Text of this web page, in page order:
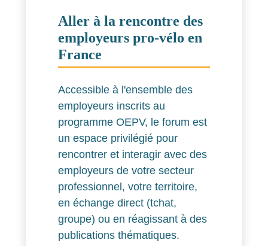
Aller à la rencontre des
employeurs pro-vélo en
France
Accessible à l'ensemble des
employeurs inscrits au
programme OEPV, le forum est
un espace privilégié pour
rencontrer et interagir avec des
employeurs de votre secteur
professionnel, votre territoire,
en échange direct (tchat,
groupe) ou en réagissant à des
publications thématiques.